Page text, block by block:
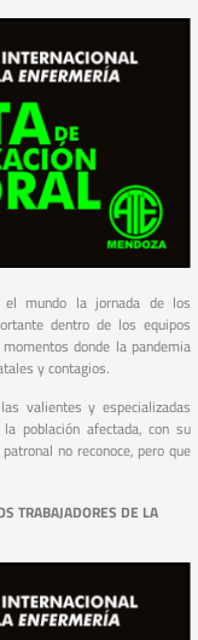
mundo la jornada de los
dentro de los equipos
donde la pandemia
y contagios.
valientes y especializadas
población afectada, con su
no reconoce, pero que
TRABAJADORES DE LA